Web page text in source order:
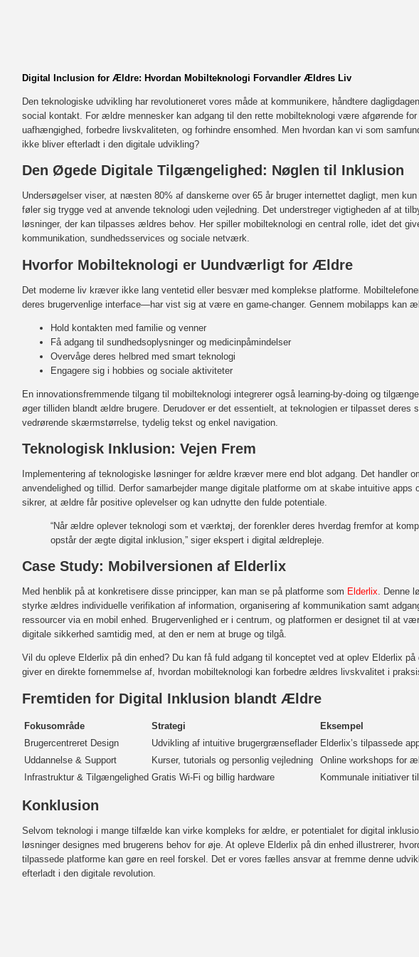
Digital Inclusion for Ældre: Hvordan Mobilteknologi Forvandler Ældres Liv
Den teknologiske udvikling har revolutioneret vores måde at kommunikere, håndtere
social kontakt. For ældre mennesker kan adgang til den rette mobilteknologi være afgørende for
uafhængighed, forbedre livskvaliteten, og forhindre ensomhed. Men hvordan kan vi som
ikke bliver efterladt i den digitale udvikling?
Den Øgede Digitale Tilgængelighed: Nøglen til Inklusion
Undersøgelser viser, at næsten 80% af danskerne over 65 år bruger internettet dagligt, men kun
føler sig trygge ved at anvende teknologi uden vejledning. Det understreger vigtigheden af at
løsninger, der kan tilpasses ældres behov. Her spiller mobilteknologi en central rolle, idet det
kommunikation, sundhedsservices og sociale netværk.
Hvorfor Mobilteknologi er Uundværligt for Ældre
Det moderne liv kræver ikke lang ventetid eller besvær med komplekse platforme.
deres brugervenlige interface—har vist sig at være en game-changer. Gennem mobilapps kan
Hold kontakten med familie og venner
Få adgang til sundhedsoplysninger og medicinpåmindelser
Overvåge deres helbred med smart teknologi
Engagere sig i hobbies og sociale aktiviteter
En innovationsfremmende tilgang til mobilteknologi integrerer også learning-by-doing og
øger tilliden blandt ældre brugere. Derudover er det essentielt, at teknologien er tilpasset deres
vedrørende skærmstørrelse, tydelig tekst og enkel navigation.
Teknologisk Inklusion: Vejen Frem
Implementering af teknologiske løsninger for ældre kræver mere end blot adgang. Det handler
anvendelighed og tillid. Derfor samarbejder mange digitale platforme om at skabe intuitive apps
sikrer, at ældre får positive oplevelser og kan udnytte den fulde potentiale.
“Når ældre oplever teknologi som et værktøj, der forenkler deres hverdag fremfor at
opstår der ægte digital inklusion,” siger ekspert i digital ældrepleje.
Case Study: Mobilversionen af Elderlix
Med henblik på at konkretisere disse principper, kan man se på platforme som Elderlix. Denne
styrke ældres individuelle verifikation af information, organisering af kommunikation samt
ressourcer via en mobil enhed. Brugervenlighed er i centrum, og platformen er designet til at
digitale sikkerhed samtidig med, at den er nem at bruge og tilgå.
Vil du opleve Elderlix på din enhed? Du kan få fuld adgang til konceptet ved at oplev Elderlix på
giver en direkte fornemmelse af, hvordan mobilteknologi kan forbedre ældres livskvalitet i
Fremtiden for Digital Inklusion blandt Ældre
Fokusområde Strategi
Eksempel
Brugercentreret Design
Udvikling af intuitive brugergrænseflader Elderlix’s tilpassede
Uddannelse & Support
Kurser, tutorials og personlig vejledning
Online workshops for
Infrastruktur & Tilgængelighed Gratis Wi-Fi og billig hardware Kommunale initiativer
Konklusion
Selvom teknologi i mange tilfælde kan virke kompleks for ældre, er potentialet for digital
løsninger designes med brugerens behov for øje. At opleve Elderlix på din enhed illustrerer,
tilpassede platforme kan gøre en reel forskel. Det er vores fælles ansvar at fremme denne
efterladt i den digitale revolution.